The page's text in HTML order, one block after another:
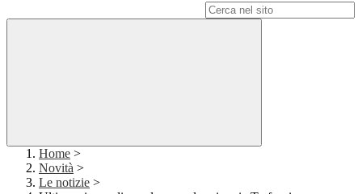
Home >
Novità >
Le notizie >